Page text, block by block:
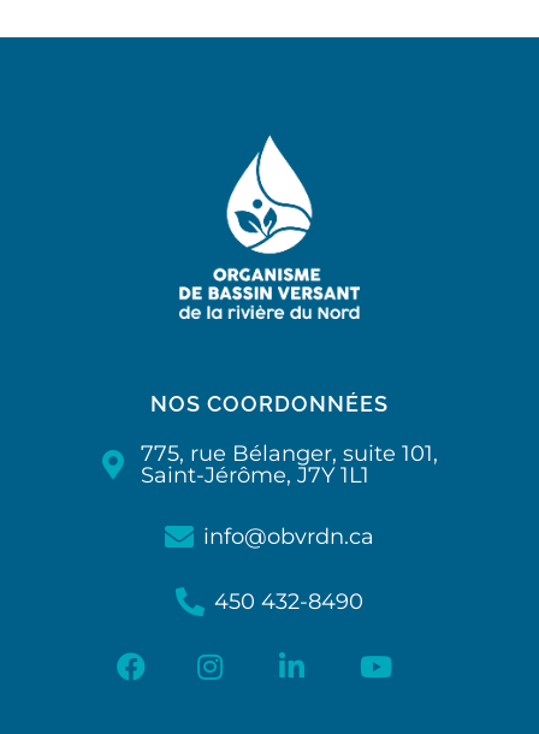
NOS COORDONNÉES
775, rue Bélanger, suite 101,
Saint-Jérôme, J7Y 1L1
info@obvrdn.ca
450 432-8490